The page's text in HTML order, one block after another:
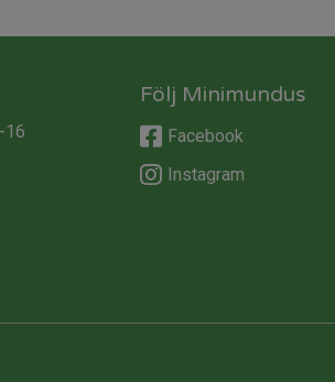
16
Följ Minimundus
Facebook
Instagram